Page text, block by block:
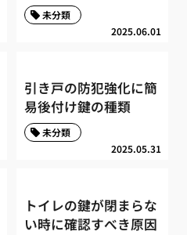
2025.06.01
未分類
引き戸の防犯強化に簡
易後付け鍵の種類
2025.05.31
未分類
トイレの鍵が閉まらな
い時に確認すべき原因